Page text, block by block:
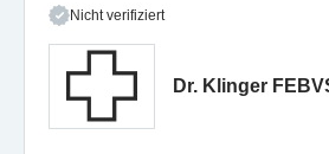
Nicht verifiziert
Dr. Klinger